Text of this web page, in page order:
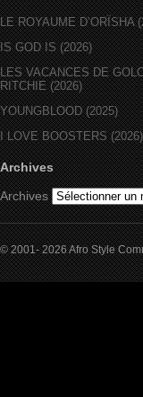
LE ROYAUME D’ORÏSHA
IS GOD IS (2026)
LES VACANCES DE
RITCHIE (2026)
YOUNGBLOOD (2025)
I LOVE BOOSTERS (2026)
Archives
Archives
© 2001- 2026 Afro Style